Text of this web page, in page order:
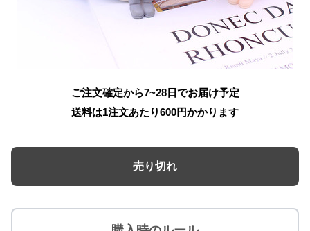
ご注文確定から7~28日でお届け予定
送料は1注文あたり600円かかります
売り切れ